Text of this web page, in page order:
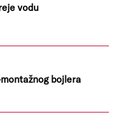
vodu
bojlera